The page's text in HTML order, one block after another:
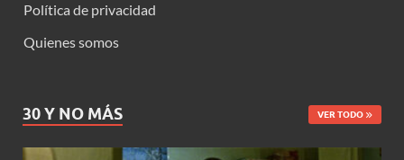
Política de privacidad
Quienes somos
30 Y NO MÁS VER TODO